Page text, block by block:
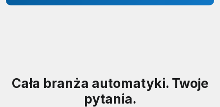
Cała branża automatyki. Twoje
pytania.